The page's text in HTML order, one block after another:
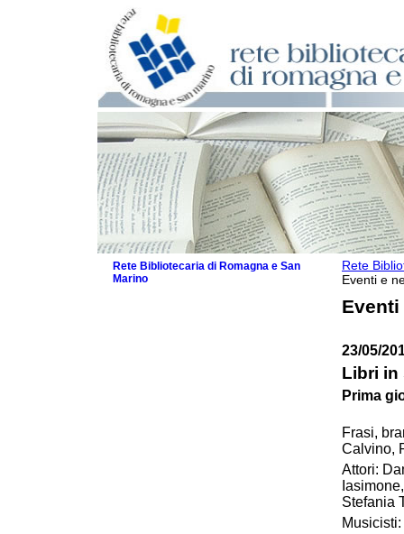
Rete
Eventi e
Eventi
23/05/
Libri in
Prima
Frasi,
Calvino,
Attori:
Stefania
Rete Bibliotecaria di Romagna e San
Marino